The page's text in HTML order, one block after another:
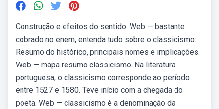
Construção e efeitos do sentido. Web — bastante
cobrado no enem, entenda tudo sobre o classicismo:
Resumo do histórico, principais nomes e implicações.
Web — mapa resumo classicismo. Na literatura
portuguesa, o classicismo corresponde ao período
entre 1527 e 1580. Teve início com a chegada do
poeta. Web — classicismo é a denominação da